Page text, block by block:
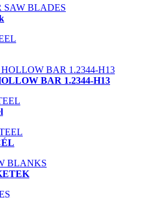
BAR 1.2344-H13